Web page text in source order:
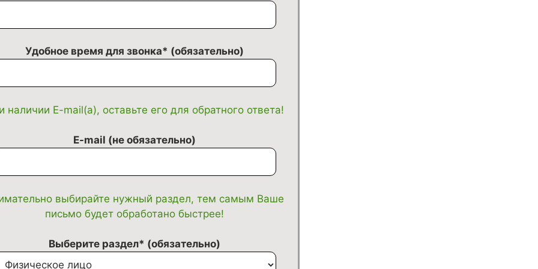
Удобное время для звонка* (обязательно)
наличии E-mail(а), оставьте его для обратного ответа!
E-mail (не обязательно)
выбирайте нужный раздел, тем самым Ваше
письмо будет обработано быстрее!
Выберите раздел* (обязательно)